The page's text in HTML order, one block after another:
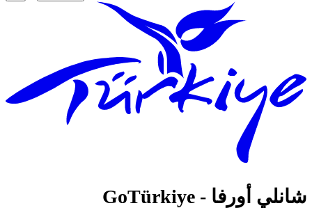
شانلي أورفا - GoTürkiye